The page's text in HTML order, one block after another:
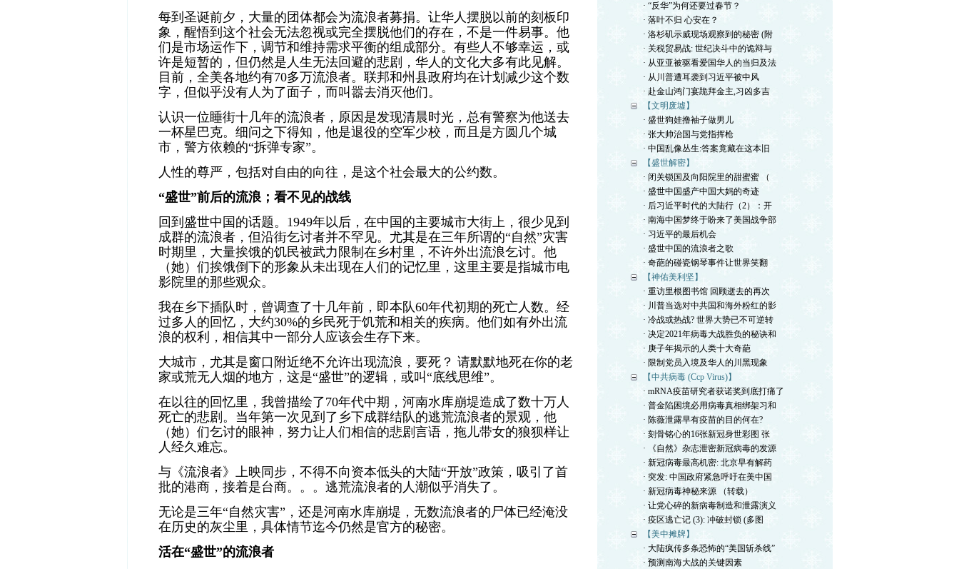
每到圣诞前夕，大量的团体都会为流浪者募捐。让华人摆脱以前的刻板印
象，醒悟到这个社会无法忽视或完全摆脱他们的存在，不是一件易事。他
们是市场运作下，调节和维持需求平衡的组成部分。有些人不够幸运，或
许是短暂的，但仍然是人生无法回避的悲剧，华人的文化大多有此见解。
目前，全美各地约有70多万流浪者。联邦和州县政府均在计划减少这个数
字，但似乎没有人为了面子，而叫嚣去消灭他们。
认识一位睡街十几年的流浪者，原因是发现清晨时光，总有警察为他送去
一杯星巴克。细问之下得知，他是退役的空军少校，而且是方圆几个城
市，警方依赖的“拆弹专家”。
人性的尊严，包括对自由的向往，是这个社会最大的公约数。
“盛世”前后的流浪；看不见的战线
回到盛世中国的话题。1949年以后，在中国的主要城市大街上，很少见到
成群的流浪者，但沿街乞讨者并不罕见。尤其是在三年所谓的“自然”灾害
时期里，大量挨饿的饥民被武力限制在乡村里，不许外出流浪乞讨。他
（她）们挨饿倒下的形象从未出现在人们的记忆里，这里主要是指城市电
影院里的那些观众。
我在乡下插队时，曾调查了十几年前，即本队60年代初期的死亡人数。经
过多人的回忆，大约30%的乡民死于饥荒和相关的疾病。他们如有外出流
浪的权利，相信其中一部分人应该会生存下来。
大城市，尤其是窗口附近绝不允许出现流浪，要死？ 请默默地死在你的老
家或荒无人烟的地方，这是“盛世”的逻辑，或叫“底线思维”。
在以往的回忆里，我曾描绘了70年代中期，河南水库崩堤造成了数十万人
死亡的悲剧。当年第一次见到了乡下成群结队的逃荒流浪者的景观，他
（她）们乞讨的眼神，努力让人们相信的悲剧言语，拖儿带女的狼狈样让
人经久难忘。
与《流浪者》上映同步，不得不向资本低头的大陆“开放”政策，吸引了首
批的港商，接着是台商。。。 逃荒流浪者的人潮似乎消失了。
无论是三年“自然灾害”，还是河南水库崩堤，无数流浪者的尸体已经淹没
在历史的灰尘里，具体情节迄今仍然是官方的秘密。
活在“盛世”的流浪者
· “反华”为何还要过春节？
· 落叶不归 心安在？
· 洛杉矶示威现场观察到的秘密 (附
· 关税贸易战: 世纪决斗中的诡辩与
· 从亚亚被驱看爱国华人的当归及法
· 从川普遭耳袭到习近平被中风
· 赴金山鸿门宴跪拜金主,习凶多吉
【文明废墟】
· 盛世狗娃撸袖子做男儿
· 张大帅治国与党指挥枪
· 中国乱像丛生:答案竟藏在这本旧
【盛世解密】
· 闭关锁国及向阳院里的甜蜜蜜 （
· 盛世中国盛产中国大妈的奇迹
· 后习近平时代的大陆行（2）：开
· 南海中国梦终于盼来了美国战争部
· 习近平的最后机会
· 盛世中国的流浪者之歌
· 奇葩的碰瓷钢琴事件让世界笑翻
【神佑美利坚】
· 重访里根图书馆 回顾逝去的再次
· 川普当选对中共国和海外粉红的影
· 冷战或热战? 世界大势已不可逆转
· 决定2021年病毒大战胜负的秘诀和
· 庚子年揭示的人类十大奇葩
· 限制党员入境及华人的川黑现象
【中共病毒 (Ccp Virus)】
· mRNA疫苗研究者获诺奖到底打痛了
· 普金陷困境必用病毒真相绑架习和
· 陈薇泄露早有疫苗的目的何在?
· 刻骨铭心的16张新冠身世彩图 张
· 《自然》杂志泄密新冠病毒的发源
· 新冠病毒最高机密: 北京早有解药
· 突发: 中国政府紧急呼吁在美中国
· 新冠病毒神秘来源 （转载）
· 让党心碎的新病毒制造和泄露演义
· 疫区逃亡记 (3): 冲破封锁 (多图
【美中摊牌】
· 大陆疯传多条恐怖的“美国斩杀线”
· 预测南海大战的关键因素